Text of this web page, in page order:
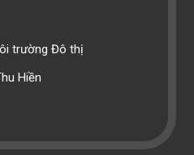
trường Đô thị
Hiền